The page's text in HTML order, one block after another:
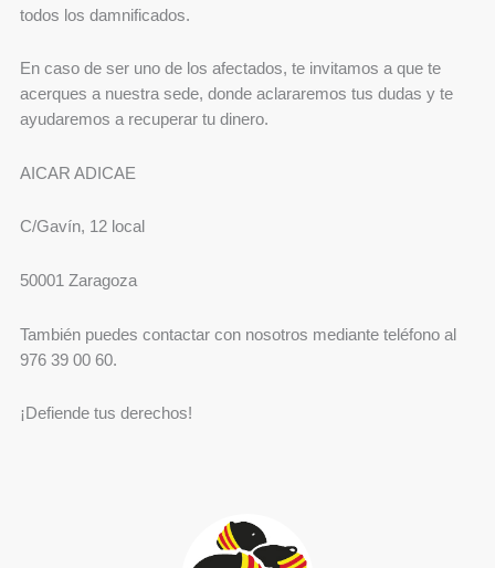
todos los damnificados.
En caso de ser uno de los afectados, te invitamos a que te
acerques a nuestra sede, donde aclararemos tus dudas y te
ayudaremos a recuperar tu dinero.
AICAR ADICAE
C/Gavín, 12 local
50001 Zaragoza
También puedes contactar con nosotros mediante teléfono al
976 39 00 60.
¡Defiende tus derechos!